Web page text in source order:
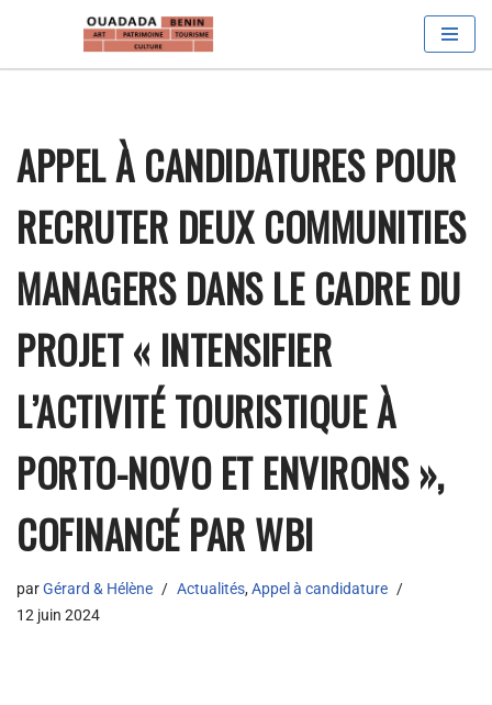
APPEL À CANDIDATURES POUR
RECRUTER DEUX COMMUNITIES
MANAGERS DANS LE CADRE DU
PROJET « INTENSIFIER
L’ACTIVITÉ TOURISTIQUE À
PORTO-NOVO ET ENVIRONS »,
COFINANCÉ PAR WBI
parGérard & Hélène Actualités,Appel à candidature
12 juin 2024